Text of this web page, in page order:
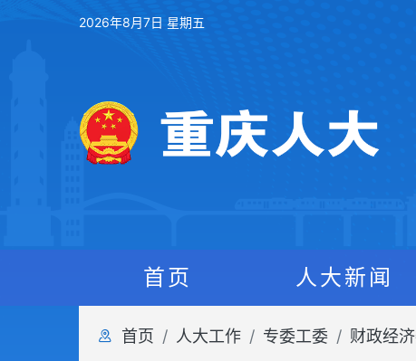
2026年8月7日 星期五
首页 人大新闻
首页 人大工作 专委工委 财政经